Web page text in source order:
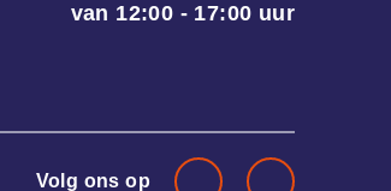
van 12:00 - 17:00 uur
Volg ons op